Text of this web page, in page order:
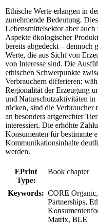
Ethische Werte erlangen in
zunehmende Bedeutung.
Lebensmittelsektor aber
Aspekte ökologischer
bereits abgedeckt – dennoch
Werte, die aus Sicht von
von Interesse sind. Die
ethischen Schwerpunkte
Verbrauchern differieren:
Regionalität der Erzeugung
und Naturschutzaktivitäten
rücken, sind die Verbraucher
an besonders artgerechter
interessiert. Die erhöhte
Konsumenten für bestimmte
Kommunikationsinhalte
werden.
EPrint
Type:
Book chapter
Keywords: CORE
Partnerships,
Matrix, BLE